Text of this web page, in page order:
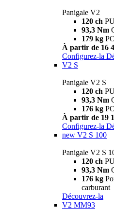
Panigale V2
120 ch
93,3 Nm
179 kg
À partir de 16
Configurez-la
V2 S
Panigale V2 S
120 ch
93,3 Nm
176 kg
À partir de 19
Configurez-la
new V2 S 100
Panigale V2 S
120 ch
93,3 Nm
176 kg
carburant
Découvrez-la
V2 MM93